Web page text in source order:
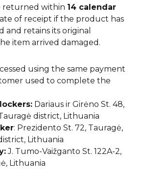
ir serumai
šveitikliai
ir losjonai
priemonės kūnui
priemonės
saulės kūnui
pudros
(tušai, serumai)
priemonės
šveitikliai
ir ampulės
kondicionieriai
ir aliejai
karščio
returned within 14 calendar
of receipt if the product has
and retains its original
item arrived damaged.
using the same payment
used to complete the
Dariaus ir Girėno St. 48,
district, Lithuania
: Prezidento St. 72, Tauragė,
Lithuania
J. Tumo-Vaižganto St. 122A-2,
Lithuania